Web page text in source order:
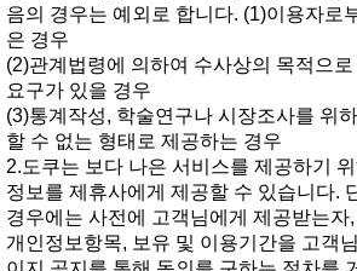
음의경우는예외로합니다.(1)이용자로
은경우
(2)관계법령에의하여수사상의목적으로
요구가있을경우
(3)통계작성,학술연구나시장조사를위
할수없는형태로제공하는경우
2.도쿠는보다나은서비스를제공하기
정보를제휴사에게제공할수있습니다.
경우에는사전에고객님에게제공받는
개인정보항목,보유및이용기간을고객